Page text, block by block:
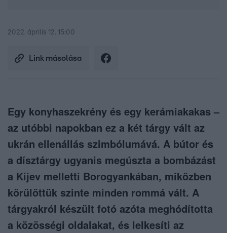
2022. április 12. 15:00
Link másolása
Egy konyhaszekrény és egy kerámiakakas –
az utóbbi napokban ez a két tárgy vált az
ukrán ellenállás szimbólumává. A bútor és
a dísztárgy ugyanis megúszta a bombázást
a Kijev melletti Borogyankában, miközben
körülöttük szinte minden rommá vált. A
tárgyakról készült fotó azóta meghódította
a közösségi oldalakat, és lelkesíti az